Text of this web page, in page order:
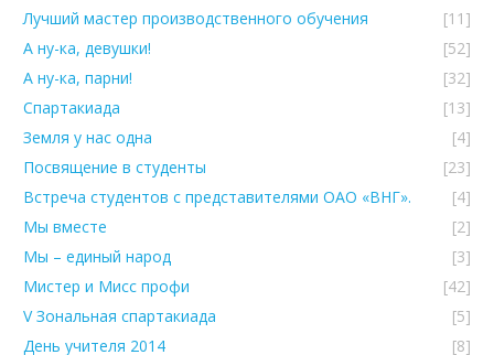
Лучший мастер производственного обучения
[11]
А ну-ка, девушки!
[52]
А ну-ка, парни!
[32]
Спартакиада
[13]
Земля у нас одна
[4]
Посвящение в студенты
[23]
Встреча студентов с представителями ОАО «ВНГ».
[4]
Мы вместе
[2]
Мы – единый народ
[3]
Мистер и Мисс профи
[42]
V Зональная спартакиада
[5]
День учителя 2014
[8]